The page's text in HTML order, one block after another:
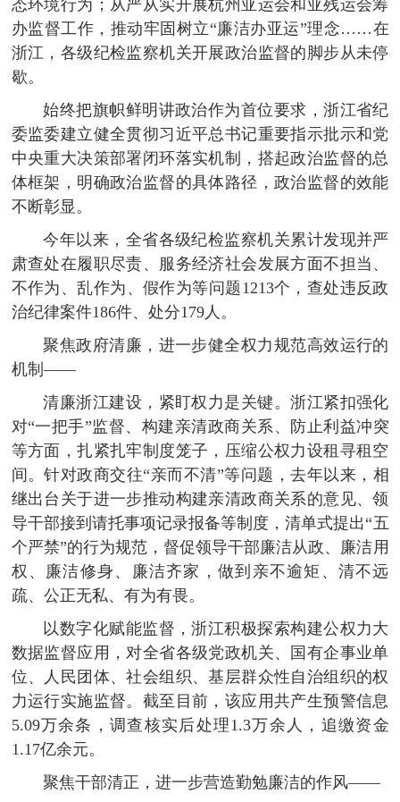
态环境行为；从严从实开展杭州亚运会和亚残运会筹
办监督工作，推动牢固树立“廉洁办亚运”理念……在
浙江，各级纪检监察机关开展政治监督的脚步从未停
歇。
始终把旗帜鲜明讲政治作为首位要求，浙江省纪
委监委建立健全贯彻习近平总书记重要指示批示和党
中央重大决策部署闭环落实机制，搭起政治监督的总
体框架，明确政治监督的具体路径，政治监督的效能
不断彰显。
今年以来，全省各级纪检监察机关累计发现并严
肃查处在履职尽责、服务经济社会发展方面不担当、
不作为、乱作为、假作为等问题1213个，查处违反政
治纪律案件186件、处分179人。
聚焦政府清廉，进一步健全权力规范高效运行的
机制——
清廉浙江建设，紧盯权力是关键。浙江紧扣强化
对“一把手”监督、构建亲清政商关系、防止利益冲突
等方面，扎紧扎牢制度笼子，压缩公权力设租寻租空
间。针对政商交往“亲而不清”等问题，去年以来，相
继出台关于进一步推动构建亲清政商关系的意见、领
导干部接到请托事项记录报备等制度，清单式提出“五
个严禁”的行为规范，督促领导干部廉洁从政、廉洁用
权、廉洁修身、廉洁齐家，做到亲不逾矩、清不远
疏、公正无私、有为有畏。
以数字化赋能监督，浙江积极探索构建公权力大
数据监督应用，对全省各级党政机关、国有企事业单
位、人民团体、社会组织、基层群众性自治组织的权
力运行实施监督。截至目前，该应用共产生预警信息
5.09万余条，调查核实后处理1.3万余人，追缴资金
1.17亿余元。
聚焦干部清正，进一步营造勤勉廉洁的作风——